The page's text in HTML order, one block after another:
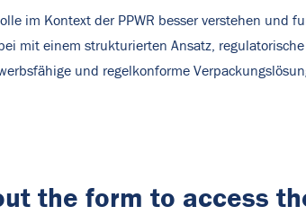
im Kontext der PPWR besser verstehen und
mit einem strukturierten Ansatz,
und regelkonforme
the form to access